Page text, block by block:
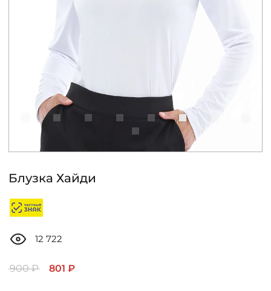
ЖУРНАЛ
О НАС
СКИДКИ
ЧАСТО ЗАДАВАЕМЫЕ ВОПРОСЫ
ОПЛАТА
Блузка Хайди
12 722
900 ₽ 801 ₽